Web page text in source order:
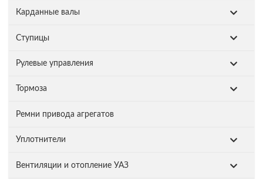
Карданные валы
Ступицы
Рулевые управления
Тормоза
Ремни привода агрегатов
Уплотнители
Вентиляции и отопление УАЗ